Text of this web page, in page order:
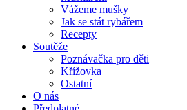
Vážeme mušky
Jak se stát rybářem
Recepty
Soutěže
Poznávačka pro děti
Křížovka
Ostatní
O nás